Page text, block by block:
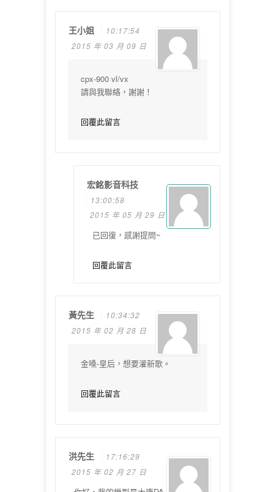
王小姐
10:17:54
2015 年 03 月 09 日
cpx-900 vl/vx
請與我聯絡，謝謝！
回覆此留言
宏銘影音科技
13:00:58
2015 年 05 月 29 日
已回復，感謝提問~
回覆此留言
黃先生
10:34:32
2015 年 02 月 28 日
金嗓-皇后，想要灌新歌。
回覆此留言
洪先生
17:16:29
2015 年 02 月 27 日